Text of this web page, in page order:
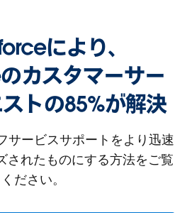
により、
カスタマーサー
トの85%が解決
サービスサポートをより迅速
されたものにする方法をご覧
ください。